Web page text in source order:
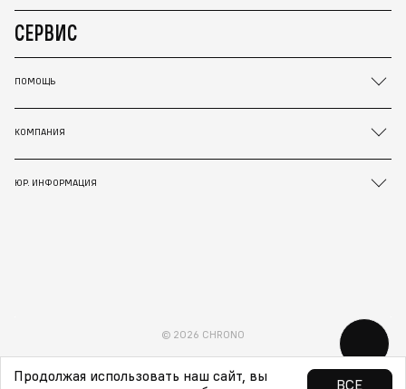
СЕРВИС
ПОМОЩЬ
КОМПАНИЯ
ЮР. ИНФОРМАЦИЯ
© 2026 CHRONO
Продолжая использовать наш сайт, вы
ВСЕ